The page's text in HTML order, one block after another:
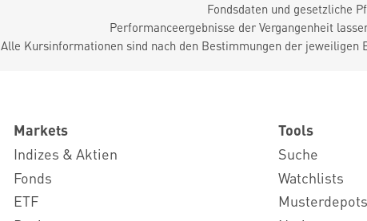
Fondsdaten und gesetzliche
Performanceergebnisse der Vergangenheit
Alle Kursinformationen sind nach den Bestimmungen der jeweiligen
Markets
Indizes & Aktien
Fonds
ETF
Tools
Suche
Watchlists
Musterdepots